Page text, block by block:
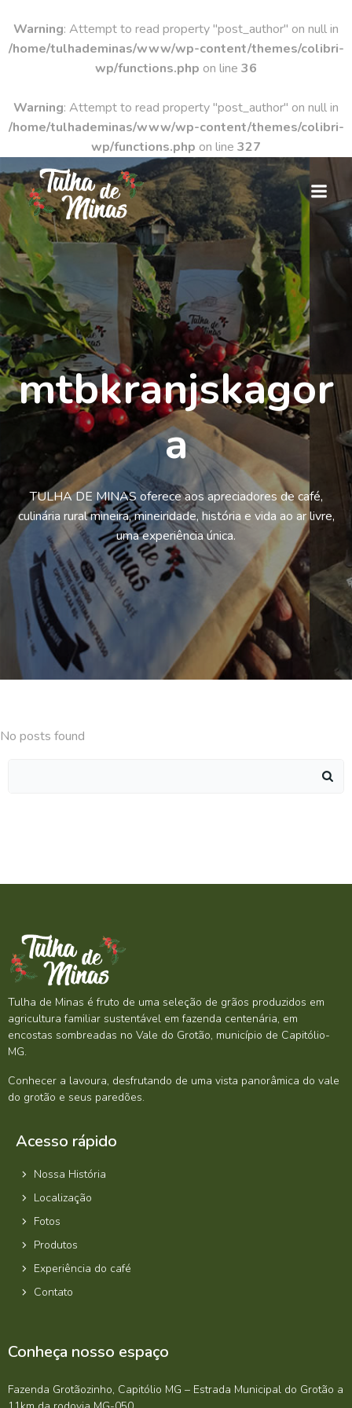
Warning: Attempt to read property "post_author" on null in
/home/tulhademinas/www/wp-content/themes/colibri-
wp/functions.php on line 36
Warning: Attempt to read property "post_author" on null in
/home/tulhademinas/www/wp-content/themes/colibri-
wp/functions.php on line 327
Pular
para
o
conteúdo
mtbkranjskagor
a
TULHA DE MINAS oferece aos apreciadores de café,
culinária rural mineira, mineiridade, história e vida ao ar livre,
uma experiência única.
No posts found
Tulha de Minas é fruto de uma seleção de grãos produzidos em
agricultura familiar sustentável em fazenda centenária, em
encostas sombreadas no Vale do Grotão, município de Capitólio-
MG.
Conhecer a lavoura, desfrutando de uma vista panorâmica do vale
do grotão e seus paredões.
Acesso rápido
Nossa História
Localização
Fotos
Produtos
Experiência do café
Contato
Conheça nosso espaço
Fazenda Grotãozinho, Capitólio MG – Estrada Municipal do Grotão a